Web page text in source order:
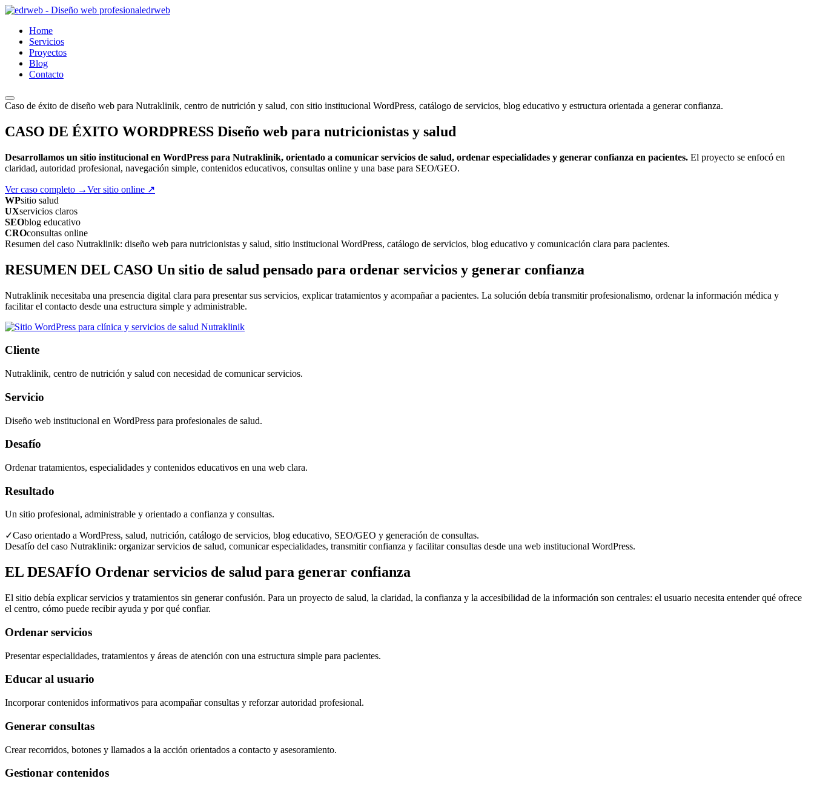
edrweb
Home
Servicios
Proyectos
Blog
Contacto
Caso de éxito de diseño web para Nutraklinik, centro de nutrición y salud, con sitio institucional WordPress, catálogo de servicios, blog educativo y estructura orientada a generar confianza.
CASO DE ÉXITO WORDPRESS Diseño web para nutricionistas y salud
Desarrollamos un sitio institucional en WordPress para Nutraklinik, orientado a comunicar servicios de salud, ordenar especialidades y generar confianza en pacientes. El proyecto se enfocó en
claridad, autoridad profesional, navegación simple, contenidos educativos, consultas online y una base para SEO/GEO.
Ver caso completo →Ver sitio online ↗
WPsitio salud
UXservicios claros
SEOblog educativo
CROconsultas online
Resumen del caso Nutraklinik: diseño web para nutricionistas y salud, sitio institucional WordPress, catálogo de servicios, blog educativo y comunicación clara para pacientes.
RESUMEN DEL CASO Un sitio de salud pensado para ordenar servicios y generar confianza
Nutraklinik necesitaba una presencia digital clara para presentar sus servicios, explicar tratamientos y acompañar a pacientes. La solución debía transmitir profesionalismo, ordenar la información médica y
facilitar el contacto desde una estructura simple y administrable.
Cliente
Nutraklinik, centro de nutrición y salud con necesidad de comunicar servicios.
Servicio
Diseño web institucional en WordPress para profesionales de salud.
Desafío
Ordenar tratamientos, especialidades y contenidos educativos en una web clara.
Resultado
Un sitio profesional, administrable y orientado a confianza y consultas.
✓Caso orientado a WordPress, salud, nutrición, catálogo de servicios, blog educativo, SEO/GEO y generación de consultas.
Desafío del caso Nutraklinik: organizar servicios de salud, comunicar especialidades, transmitir confianza y facilitar consultas desde una web institucional WordPress.
EL DESAFÍO Ordenar servicios de salud para generar confianza
El sitio debía explicar servicios y tratamientos sin generar confusión. Para un proyecto de salud, la claridad, la confianza y la accesibilidad de la información son centrales: el usuario necesita entender qué ofrece
el centro, cómo puede recibir ayuda y por qué confiar.
Ordenar servicios
Presentar especialidades, tratamientos y áreas de atención con una estructura simple para pacientes.
Educar al usuario
Incorporar contenidos informativos para acompañar consultas y reforzar autoridad profesional.
Generar consultas
Crear recorridos, botones y llamados a la acción orientados a contacto y asesoramiento.
Gestionar contenidos